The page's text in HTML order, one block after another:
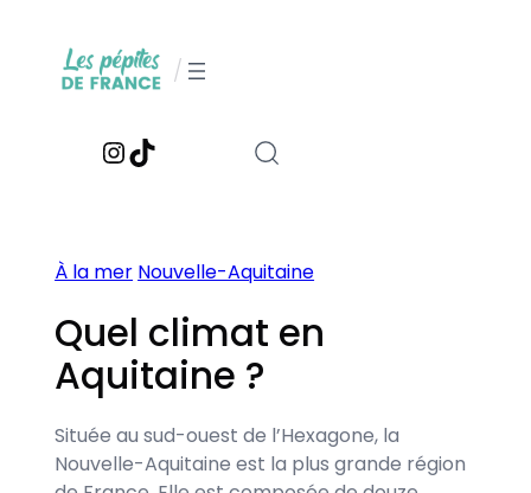
contenu
/
Instagram
TikTok
À la mer Nouvelle-Aquitaine
Quel climat en
Aquitaine ?
Située au sud-ouest de l’Hexagone, la
Nouvelle-Aquitaine est la plus grande région